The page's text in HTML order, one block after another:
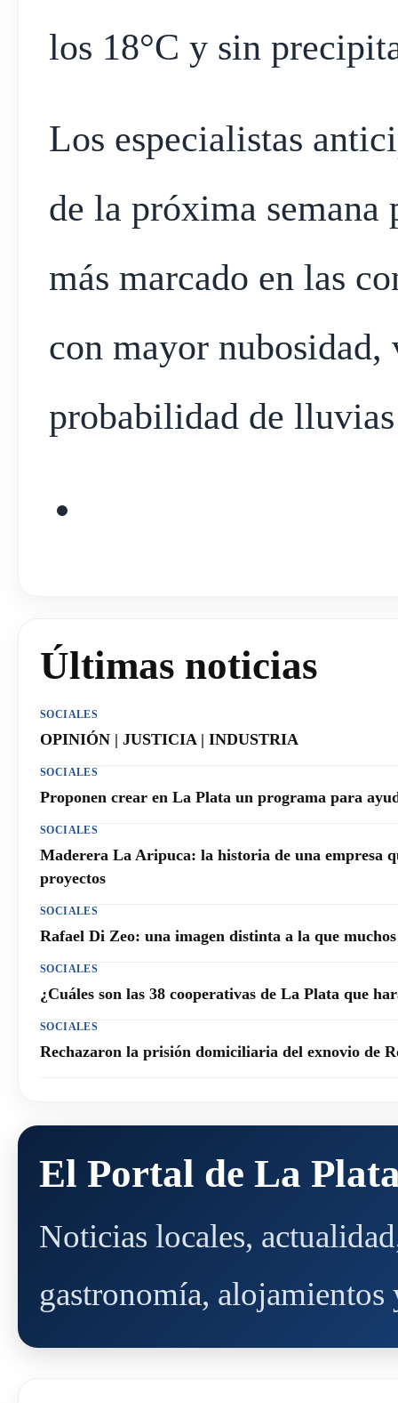
los 18°C y sin
Los especialistas
de la próxima semana
más marcado en las
con mayor
probabilidad de
Últimas noticias
SOCIALES
OPINIÓN | JUSTICIA | INDUSTRIA
SOCIALES
Proponen crear en La Plata un programa para
SOCIALES
Maderera La Aripuca: la historia de una empresa
proyectos
SOCIALES
Rafael Di Zeo: una imagen distinta a la que
SOCIALES
¿Cuáles son las 38 cooperativas de La Plata que
SOCIALES
Rechazaron la prisión domiciliaria del exnovio de
El Portal de La
Noticias locales,
gastronomía,